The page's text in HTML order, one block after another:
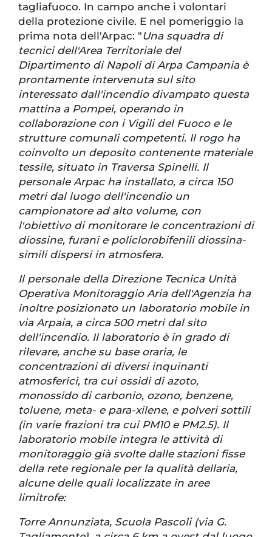
tagliafuoco. In campo anche i volontari
della protezione civile. E nel pomeriggio la
prima nota dell'Arpac: "Una squadra di
tecnici dell'Area Territoriale del
Dipartimento di Napoli di Arpa Campania è
prontamente intervenuta sul sito
interessato dall'incendio divampato questa
mattina a Pompei, operando in
collaborazione con i Vigili del Fuoco e le
strutture comunali competenti. Il rogo ha
coinvolto un deposito contenente materiale
tessile, situato in Traversa Spinelli. Il
personale Arpac ha installato, a circa 150
metri dal luogo dell'incendio un
campionatore ad alto volume, con
l'obiettivo di monitorare le concentrazioni di
diossine, furani e policlorobifenili diossina-
simili dispersi in atmosfera.
Il personale della Direzione Tecnica Unità
Operativa Monitoraggio Aria dell'Agenzia ha
inoltre posizionato un laboratorio mobile in
via Arpaia, a circa 500 metri dal sito
dell'incendio. Il laboratorio è in grado di
rilevare, anche su base oraria, le
concentrazioni di diversi inquinanti
atmosferici, tra cui ossidi di azoto,
monossido di carbonio, ozono, benzene,
toluene, meta- e para-xilene, e polveri sottili
(in varie frazioni tra cui PM10 e PM2.5). Il
laboratorio mobile integra le attività di
monitoraggio già svolte dalle stazioni fisse
della rete regionale per la qualità dellaria,
alcune delle quali localizzate in aree
limitrofe:
Torre Annunziata, Scuola Pascoli (via G.